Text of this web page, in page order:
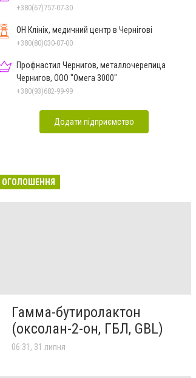
+380(67)757-07-30
ОН Клінік, медичний центр в Чернігові
+380(80)030-07-00
Профнастил Чернигов, металлочерепица
Чернигов, ООО "Омега 3000"
+380(93)682-99-99
Додати підприємство
ОГОЛОШЕННЯ
Гамма-бутиролактон
(оксолан-2-он, ГБЛ, GBL)
06:31, 31 липня